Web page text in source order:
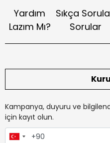
Yardım
Lazım Mı?
Sıkça
Sorular
Kampanya, duyuru ve
için kayıt olun.